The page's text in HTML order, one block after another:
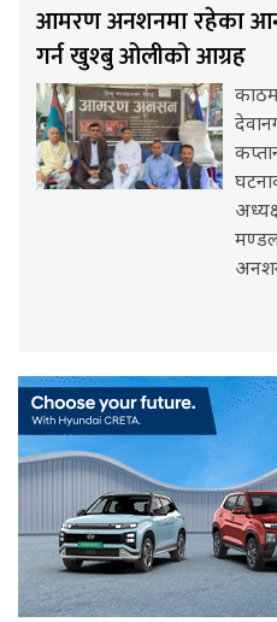
आमरण अनशनमा रहेका
गर्न खुश्बु ओलीको आग्रह